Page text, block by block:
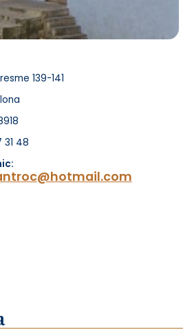
139-141
31 48